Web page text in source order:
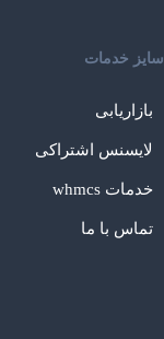
سایز خدمات
بازاریابی
لایسنس اشتراکی
خدمات whmcs
تماس با ما